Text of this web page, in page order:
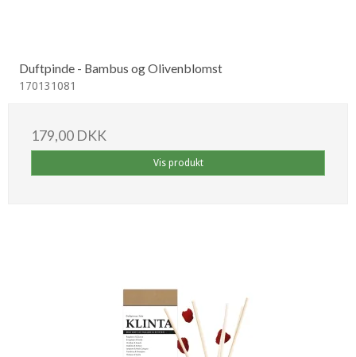
Duftpinde - Bambus og Olivenblomst
170131081
179,00 DKK
Vis produkt